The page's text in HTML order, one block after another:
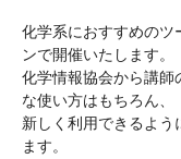
化学系におすすめのツ
ンで開催いたします。
化学情報協会から講師
な使い方はもちろん、
新しく利用できるよう
ます。